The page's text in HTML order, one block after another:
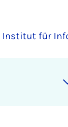
Institut für